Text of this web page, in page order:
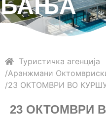
БАЊА
Туристичка агенција
Аранжмани
23 ОКТОМВРИ ВО
23 ОКТОМВРИ